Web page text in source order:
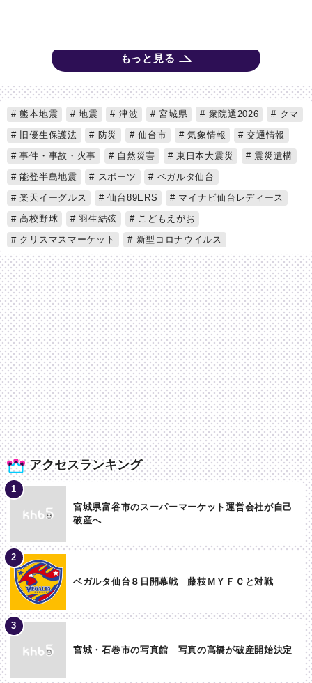
もっと見る
アクセスランキング
宮城県富谷市のスーパーマーケット運営会社が自己
破産へ
ベガルタ仙台８日開幕戦 藤枝ＭＹＦＣと対戦
宮城・石巻市の写真館 写真の高橋が破産開始決定
熊本地震 地震 津波 宮城県 衆院選2026
クマ
旧優生保護法
防災 仙台市 気象情報
交通情報
事件・事故・火事
自然災害 東日本大震災
震災遺構
能登半島地震
スポーツ
ベガルタ仙台
楽天イーグルス
仙台89ERS
マイナビ仙台レディース
高校野球
羽生結弦
こどもえがお
クリスマスマーケット
新型コロナウイルス